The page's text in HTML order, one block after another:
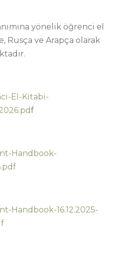
yönelik öğrenci el
Rusça ve Arapça olarak
El-Kitabi-
f
Handbook-
Handbook-16.12.2025-